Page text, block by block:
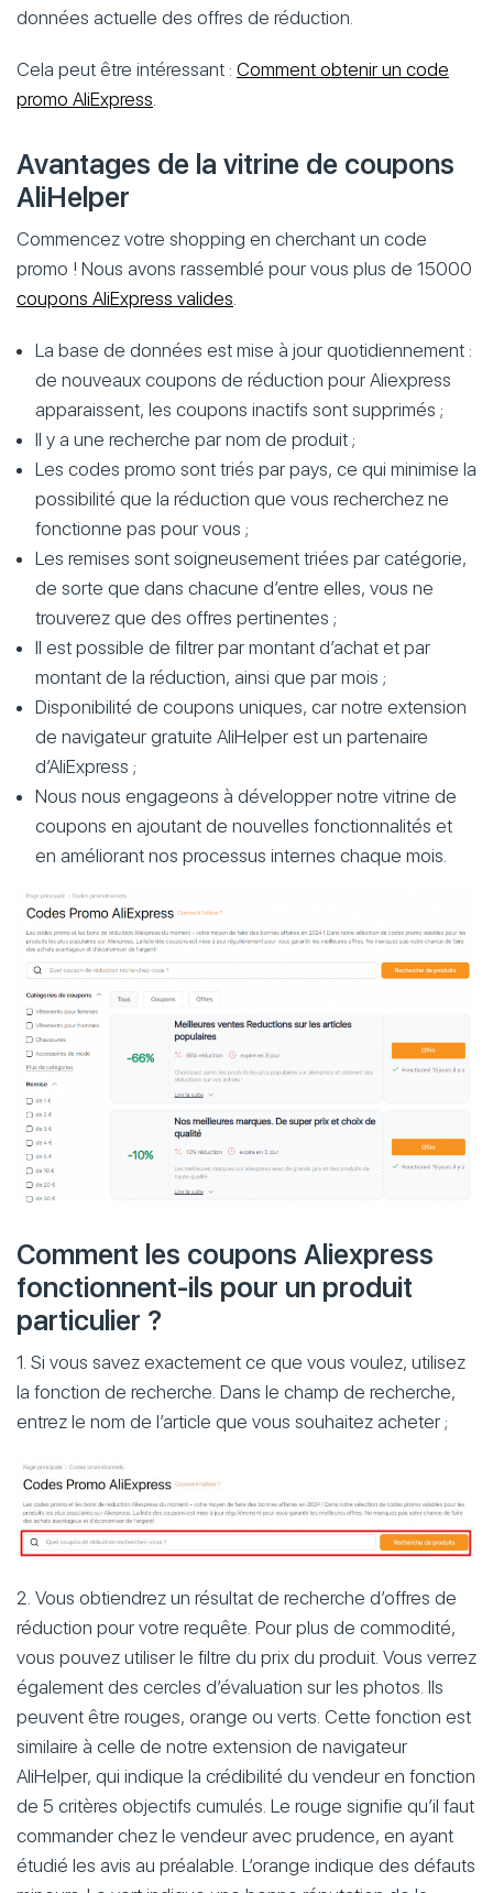
données actuelle des offres de réduction.
Cela peut être intéressant : Comment obtenir un code
promo AliExpress.
Avantages de la vitrine de coupons
AliHelper
Commencez votre shopping en cherchant un code
promo ! Nous avons rassemblé pour vous plus de 15000
coupons AliExpress valides.
La base de données est mise à jour quotidiennement :
de nouveaux coupons de réduction pour Aliexpress
apparaissent, les coupons inactifs sont supprimés ;
Il y a une recherche par nom de produit ;
Les codes promo sont triés par pays, ce qui minimise la
possibilité que la réduction que vous recherchez ne
fonctionne pas pour vous ;
Les remises sont soigneusement triées par catégorie,
de sorte que dans chacune d’entre elles, vous ne
trouverez que des offres pertinentes ;
Il est possible de filtrer par montant d’achat et par
montant de la réduction, ainsi que par mois ;
Disponibilité de coupons uniques, car notre extension
de navigateur gratuite AliHelper est un partenaire
d’AliExpress ;
Nous nous engageons à développer notre vitrine de
coupons en ajoutant de nouvelles fonctionnalités et
en améliorant nos processus internes chaque mois.
Comment les coupons Aliexpress
fonctionnent-ils pour un produit
particulier ?
1. Si vous savez exactement ce que vous voulez, utilisez
la fonction de recherche. Dans le champ de recherche,
entrez le nom de l’article que vous souhaitez acheter ;
2. Vous obtiendrez un résultat de recherche d’offres de
réduction pour votre requête. Pour plus de commodité,
vous pouvez utiliser le filtre du prix du produit. Vous verrez
également des cercles d’évaluation sur les photos. Ils
peuvent être rouges, orange ou verts. Cette fonction est
similaire à celle de notre extension de navigateur
AliHelper, qui indique la crédibilité du vendeur en fonction
de 5 critères objectifs cumulés. Le rouge signifie qu’il faut
commander chez le vendeur avec prudence, en ayant
étudié les avis au préalable. L’orange indique des défauts